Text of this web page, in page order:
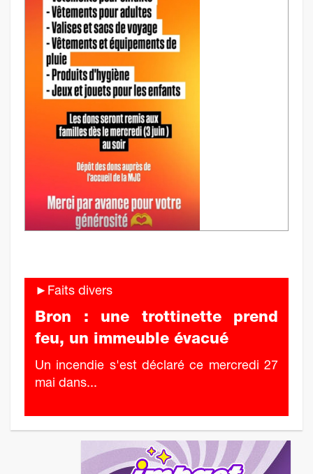
►Faits divers
Bron : une trottinette prend
feu, un immeuble évacué
Un incendie s'est déclaré ce mercredi 27
mai dans...